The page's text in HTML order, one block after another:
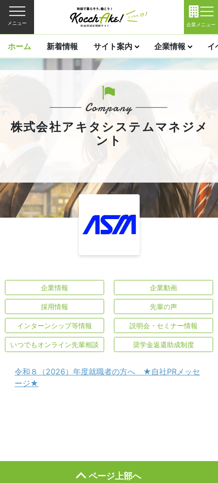
メニュー 企業メニュー
ホーム 新着情報 サイト案内 企業情報 イ
株式会社アキタシステムマネジメ
ント
企業情報 企業動画
採用情報 先輩の声
インターンシップ等情報 説明会・セミナー情報
いつでもオンライン先輩相談 奨学金返還助成制度
令和８（2026）年度就職者の方へ ★自社PRメッセ
ージ★
ページ上部へ